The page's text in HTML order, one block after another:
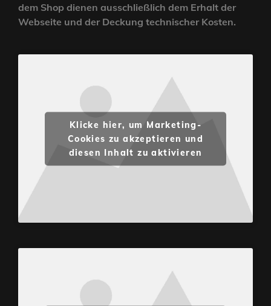
dem Shop dienen ausschließlich dem Erhalt der
Webseite und der Deckung technischer Kosten.
Klicke hier, um Marketing-
Cookies zu akzeptieren und
diesen Inhalt zu aktivieren